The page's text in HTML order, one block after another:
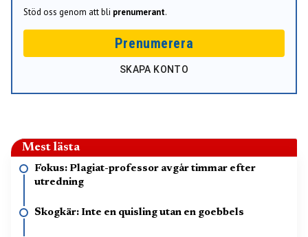
Stöd oss genom att bli prenumerant.
Prenumerera
SKAPA KONTO
Mest lästa
Fokus: Plagiat-professor avgår timmar efter
utredning
Skogkär: Inte en quisling utan en goebbels